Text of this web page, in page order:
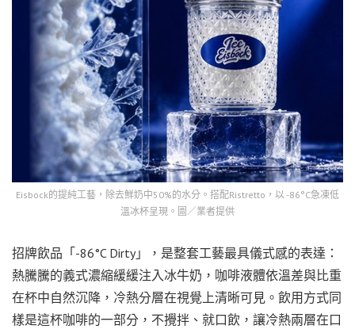
Eisbock的提純工藝，除去鮮奶中50%的水分。搭配Ristretto，以 -86°C急凍低
溫冰杯呈現。圖／業者提供
招牌飲品「-86°C Dirty」，是整套工藝最具儀式感的表達：
熱騰騰的義式濃縮緩緩注入冰牛奶，咖啡液體依溫差與比重
在杯中自然沉降，冷熱分層在視覺上清晰可見。飲用方式同
樣是這杯咖啡的一部分，不攪拌、就口飲，讓冷熱兩層在口